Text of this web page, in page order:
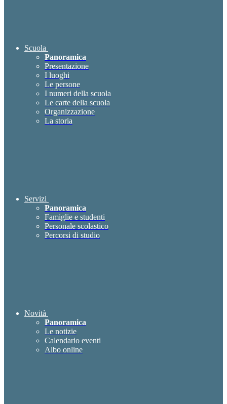
Scuola
Panoramica
Presentazione
I luoghi
Le persone
I numeri della scuola
Le carte della scuola
Organizzazione
La storia
Servizi
Panoramica
Famiglie e studenti
Personale scolastico
Percorsi di studio
Novità
Panoramica
Le notizie
Calendario eventi
Albo online